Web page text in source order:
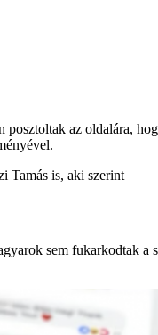
az oldalára,
Tamás is, aki szerint
sem fukarkodtak a